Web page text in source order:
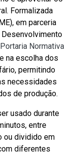
Formalizada
em parceria
Portaria Normativa
na escolha dos
permitindo
necessidades
de produção.
usado durante
entre
ou dividido em
diferentes